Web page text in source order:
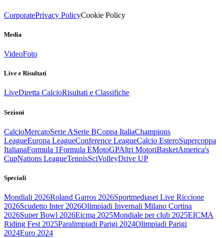
CorporatePrivacy PolicyCookie Policy
Media
VideoFoto
Live e Risultati
LiveDiretta CalcioRisultati e Classifiche
Sezioni
CalcioMercatoSerie ASerie BCoppa ItaliaChampions
LeagueEuropa LeagueConference LeagueCalcio EsteroSupercoppa
ItalianaFormula 1Formula EMotoGPAltri MotoriBasketAmerica's
CupNations LeagueTennisSciVolleyDrive UP
Speciali
Mondiali 2026Roland Garros 2026Sportmediaset Live Riccione
2026Scudetto Inter 2026Olimpiadi Invernali Milano Cortina
2026Super Bowl 2026Eicma 2025Mondiale per club 2025EICMA
Riding Fest 2025Paralimpiadi Parigi 2024Olimpiadi Parigi
2024Euro 2024